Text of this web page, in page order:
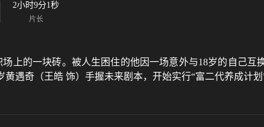
2小时9分1秒
片长
上的一块砖。被人生困住的他因一场意外与18岁的自己互
遇奇（王皓 饰）手握未来剧本，开始实行“富二代养成计